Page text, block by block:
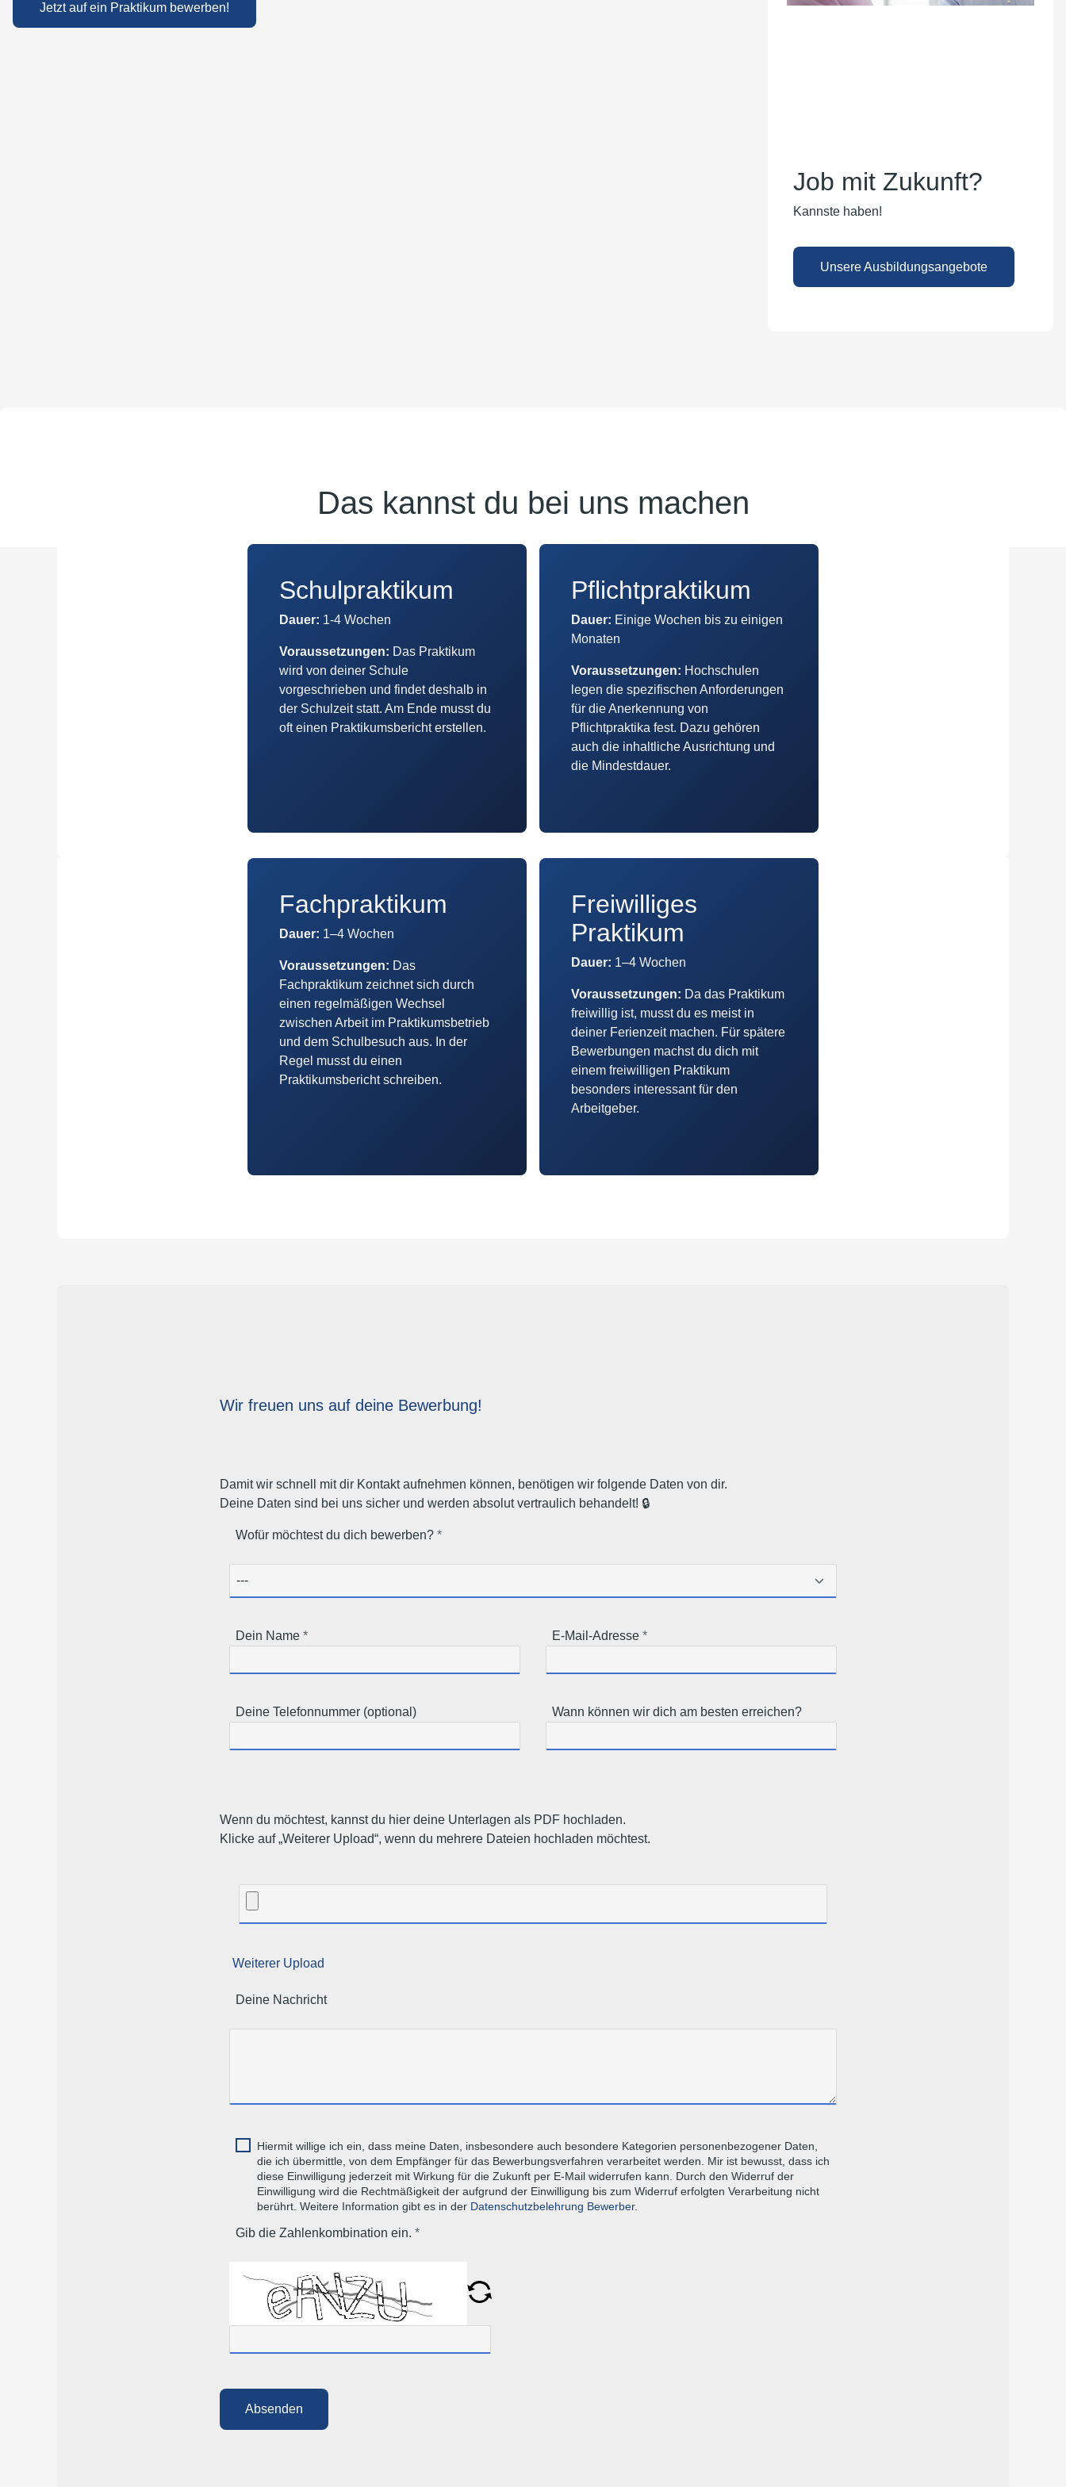
Jetzt auf ein Praktikum bewerben!
Job mit Zukunft?
Kannste haben!
Unsere Ausbildungsangebote
Das kannst du bei uns machen
Schulpraktikum
Dauer: 1-4 Wochen
Voraussetzungen: Das Praktikum
wird von deiner Schule
vorgeschrieben und findet deshalb in
der Schulzeit statt. Am Ende musst du
oft einen Praktikumsbericht erstellen.
Pflichtpraktikum
Dauer: Einige Wochen bis zu einigen
Monaten
Voraussetzungen: Hochschulen
legen die spezifischen Anforderungen
für die Anerkennung von
Pflichtpraktika fest. Dazu gehören
auch die inhaltliche Ausrichtung und
die Mindestdauer.
Fachpraktikum
Dauer: 1–4 Wochen
Voraussetzungen: Das
Fachpraktikum zeichnet sich durch
einen regelmäßigen Wechsel
zwischen Arbeit im Praktikumsbetrieb
und dem Schulbesuch aus. In der
Regel musst du einen
Praktikumsbericht schreiben.
Freiwilliges
Praktikum
Dauer: 1–4 Wochen
Voraussetzungen: Da das Praktikum
freiwillig ist, musst du es meist in
deiner Ferienzeit machen. Für spätere
Bewerbungen machst du dich mit
einem freiwilligen Praktikum
besonders interessant für den
Arbeitgeber.
Wir freuen uns auf deine Bewerbung!
Damit wir schnell mit dir Kontakt aufnehmen können, benötigen wir folgende Daten von dir.
Deine Daten sind bei uns sicher und werden absolut vertraulich behandelt! 🔒
Wofür möchtest du dich bewerben?
Dein Name E-Mail-Adresse
Deine Telefonnummer (optional) Wann können wir dich am besten erreichen?
Wenn du möchtest, kannst du hier deine Unterlagen als PDF hochladen.
Klicke auf „Weiterer Upload“, wenn du mehrere Dateien hochladen möchtest.
Weiterer Upload
Deine Nachricht
Hiermit willige ich ein, dass meine Daten, insbesondere auch besondere Kategorien personenbezogener Daten,
die ich übermittle, von dem Empfänger für das Bewerbungsverfahren verarbeitet werden. Mir ist bewusst, dass ich
diese Einwilligung jederzeit mit Wirkung für die Zukunft per E-Mail widerrufen kann. Durch den Widerruf der
Einwilligung wird die Rechtmäßigkeit der aufgrund der Einwilligung bis zum Widerruf erfolgten Verarbeitung nicht
berührt. Weitere Information gibt es in der Datenschutzbelehrung Bewerber.
Gib die Zahlenkombination ein.
Absenden